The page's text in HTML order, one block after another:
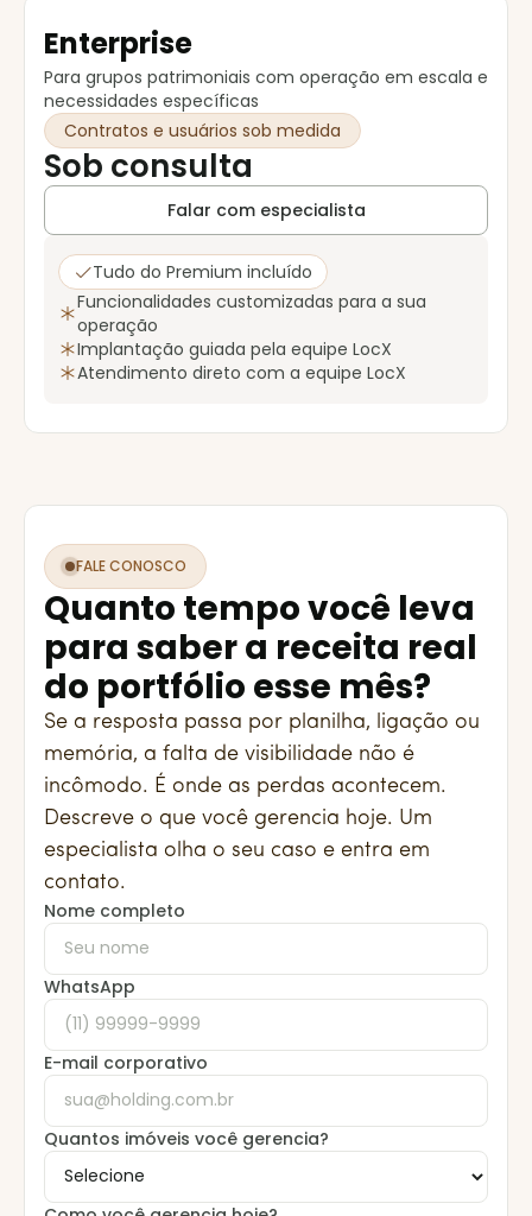
Enterprise
Para grupos patrimoniais com operação em escala e
necessidades específicas
Contratos e usuários sob medida
Sob consulta
Falar com especialista
Tudo do Premium incluído
Funcionalidades customizadas para a sua
operação
Implantação guiada pela equipe LocX
Atendimento direto com a equipe LocX
FALE CONOSCO
Quanto tempo você leva
para saber a receita real
do portfólio esse mês?
Se a resposta passa por planilha, ligação ou
memória, a falta de visibilidade não é
incômodo. É onde as perdas acontecem.
Descreve o que você gerencia hoje. Um
especialista olha o seu caso e entra em
contato.
Nome completo
WhatsApp
E-mail corporativo
Quantos imóveis você gerencia?